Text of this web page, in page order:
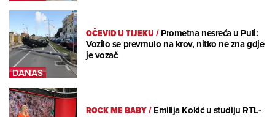
OČEVID U TIJEKU/Prometna nesreća u Puli:
Vozilo se prevrnulo na krov, nitko ne zna gdje
je vozač
ROCK ME BABY/Emilija Kokić u studiju RTL-